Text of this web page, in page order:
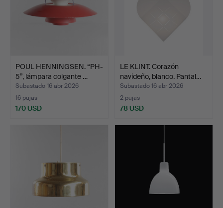
POUL HENNINGSEN. “PH-
5”, lámpara colgante …
Subastado 16 abr 2026
16 pujas
170 USD
LE KLINT. Corazón
navideño, blanco. Pantal…
Subastado 16 abr 2026
2 pujas
78 USD